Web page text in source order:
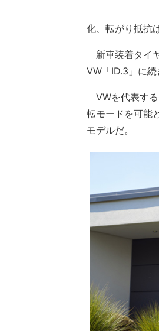
化、転がり抵抗
新車装着タイ
VW「ID.3」に続
VWを代表する
転モードを可能
モデルだ。